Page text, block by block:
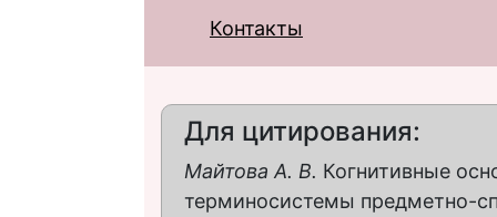
Контакты
Для цитирования:
Майтова А. В. Когнитивные
терминосистемы предметно-